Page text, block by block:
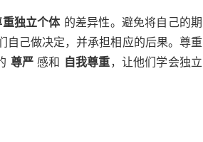
重独立个体的差异性。避免将自己的期
自己做决定，并承担相应的后果。尊重
尊严感和 自我尊重，让他们学会独立